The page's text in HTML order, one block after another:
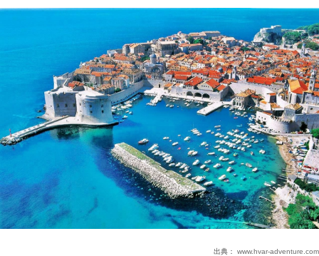
出典： www.hvar-adventure.com